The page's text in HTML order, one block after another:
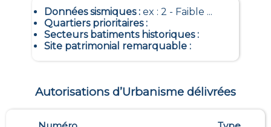
Données sismiques: ex : 2 - Faible ...
Quartiers prioritaires:
Secteurs batiments historiques:
Site patrimonial remarquable:
Autorisations d’Urbanisme délivrées